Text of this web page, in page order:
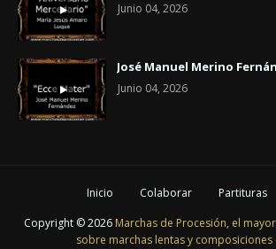
Junio 04, 2026
José Manuel Merino
Junio 04, 2026
Inicio Colaborar Partituras
Copyright ©2026 Marchas de Procesión, el
sobre marchas lentas y